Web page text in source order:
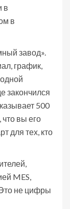
в
в
завод».
график,
закончился
500
вы его
для тех, кто
MES,
не цифры